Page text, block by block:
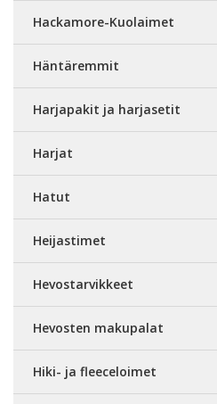
Hackamore-Kuolaimet
Häntäremmit
Harjapakit ja harjasetit
Harjat
Hatut
Heijastimet
Hevostarvikkeet
Hevosten makupalat
Hiki- ja fleeceloimet